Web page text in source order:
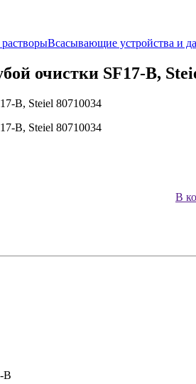
Всасывающие устройства и
очистки SF17-B,
В
B